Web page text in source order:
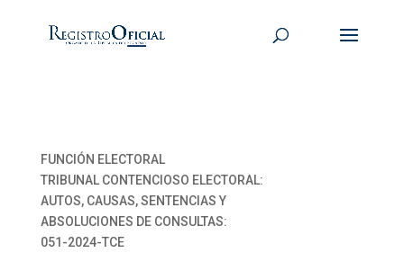
FUNCIÓN ELECTORAL
TRIBUNAL CONTENCIOSO ELECTORAL:
AUTOS, CAUSAS, SENTENCIAS Y
ABSOLUCIONES DE CONSULTAS:
051-2024-TCE